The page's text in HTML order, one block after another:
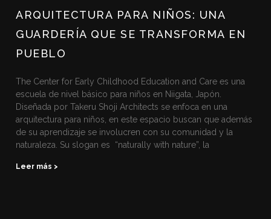
ARQUITECTURA PARA NIÑOS: UNA
GUARDERÍA QUE SE TRANSFORMA EN
PUEBLO
The Center for Early Childhood Education and Care es una
escuela de nivel básico para niños en Niigata, Japón.
Diseñada por Takeru Shoji Architects se enfoca en una
arquitectura para niños, en este espacio buscan que además
de su aprendizaje se involucren con su comunidad y la
naturaleza. Su slogan es “naturally with nature”, la
Leer más >